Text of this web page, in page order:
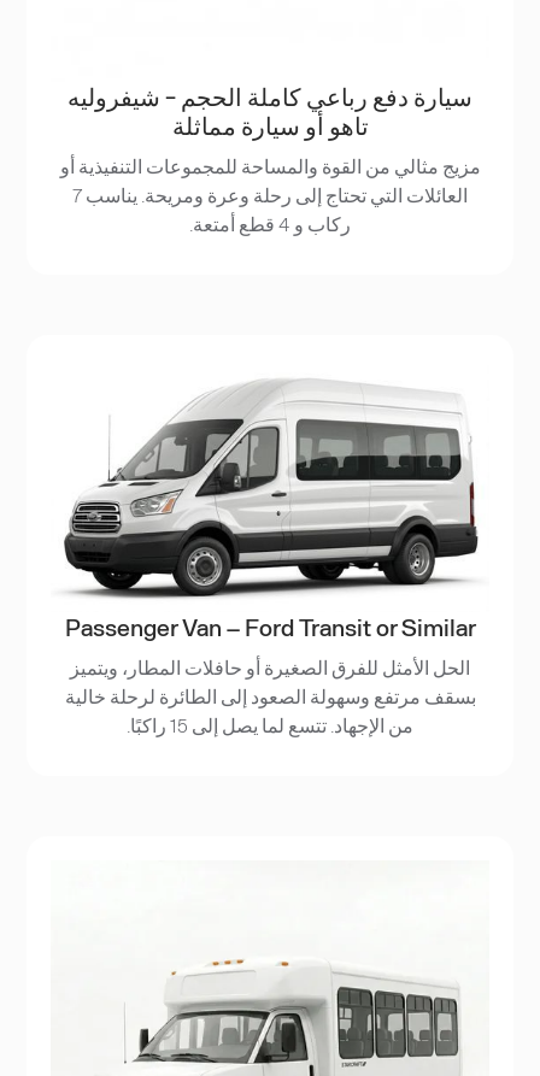
سيارة دفع رباعي كاملة الحجم - شيفروليه
تاهو أو سيارة مماثلة
مزيج مثالي من القوة والمساحة للمجموعات التنفيذية أو
العائلات التي تحتاج إلى رحلة وعرة ومريحة. يناسب 7
ركاب و 4 قطع أمتعة.
Passenger Van – Ford Transit or Similar
الحل الأمثل للفرق الصغيرة أو حافلات المطار، ويتميز
بسقف مرتفع وسهولة الصعود إلى الطائرة لرحلة خالية
من الإجهاد. تتسع لما يصل إلى 15 راكبًا.